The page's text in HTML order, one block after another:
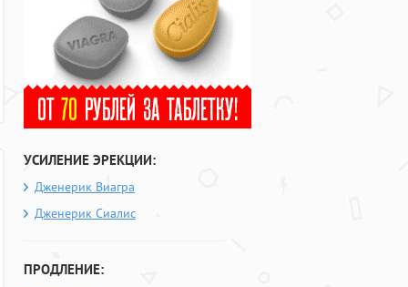
УСИЛЕНИЕ ЭРЕКЦИИ:
Дженерик Виагра
Дженерик Сиалис
ПРОДЛЕНИЕ: